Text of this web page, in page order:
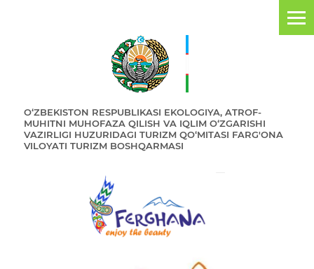
O‘ZBEKISTON RESPUBLIKASI EKOLOGIYA, ATROF-
MUHITNI MUHOFAZA QILISH VA IQLIM O‘ZGARISHI
VAZIRLIGI HUZURIDAGI TURIZM QO‘MITASI FARG'ONA
VILOYATI TURIZM BOSHQARMASI